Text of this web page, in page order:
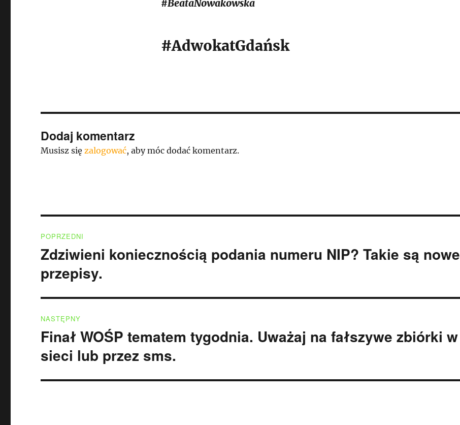
#BeataNowakowska
#AdwokatGdańsk
Dodaj komentarz
Musisz się zalogować, aby móc dodać komentarz.
wpisu
POPRZEDNI
Poprzedni
Zdziwieni koniecznością podania numeru NIP? Takie są nowe
przepisy.
NASTĘPNY
Następny
wpis:
Finał WOŚP tematem tygodnia. Uważaj na fałszywe zbiórki w
sieci lub przez sms.